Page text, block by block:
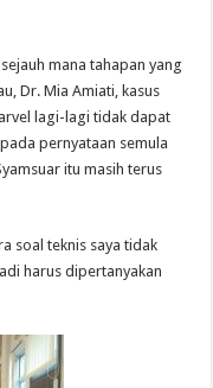
mana tahapan yang
Dr. Mia Amiati, kasus
lagi-lagi tidak dapat
pernyataan semula
itu masih terus
soal teknis saya tidak
harus dipertanyakan